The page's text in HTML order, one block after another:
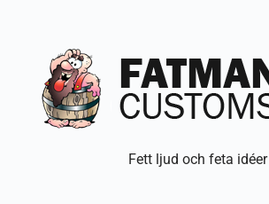
Fett ljud och feta idéer